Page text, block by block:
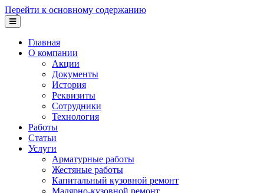
Перейти к основному содержанию
Главная
О компании
Акции
Документы
История
Реквизиты
Сотрудники
Технология
Работы
Статьи
Услуги
Арматурные работы
Жестяные работы
Капитальный кузовной ремонт
Малярно-кузовной ремонт